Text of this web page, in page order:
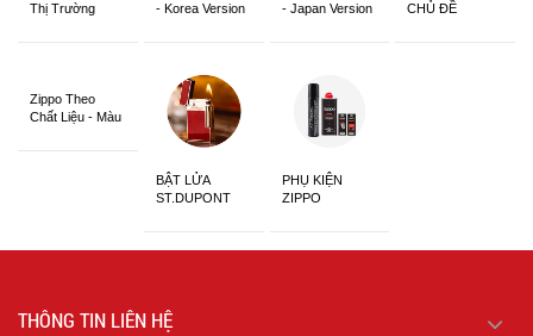
Thị Trường
- Korea Version
- Japan Version
CHỦ ĐỀ
Zippo Theo
Chất Liệu - Màu
BẬT LỬA
ST.DUPONT
PHỤ KIỆN
ZIPPO
THÔNG TIN LIÊN HỆ